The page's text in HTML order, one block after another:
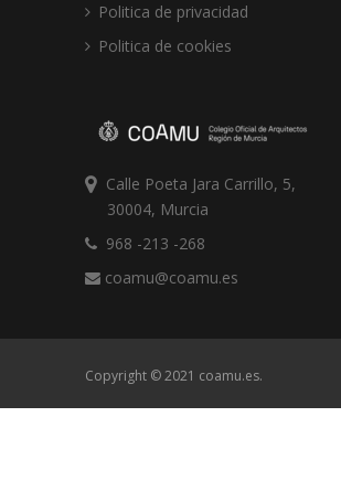
Politica de privacidad
Politica de cookies
Calle Poeta Jara Carrillo, 5,
30004, Murcia
968 -213 -268
coamu@coamu.es
Copyright © 2021 coamu.es.